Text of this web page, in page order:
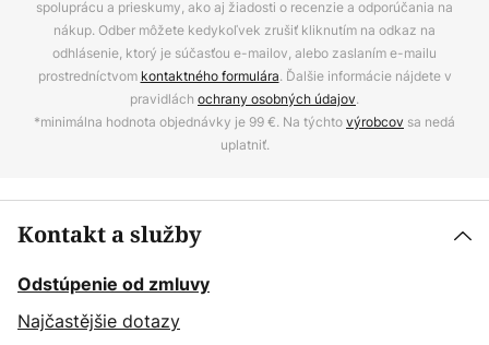
spoluprácu a prieskumy, ako aj žiadosti o recenzie a odporúčania na
nákup. Odber môžete kedykoľvek zrušiť kliknutím na odkaz na
odhlásenie, ktorý je súčasťou e-mailov, alebo zaslaním e-mailu
prostredníctvom kontaktného formulára. Ďalšie informácie nájdete v
pravidlách ochrany osobných údajov.
*minimálna hodnota objednávky je 99 €. Na týchtovýrobcov sa nedá
uplatniť.
Kontakt a služby
Odstúpenie od zmluvy
Najčastějšie dotazy